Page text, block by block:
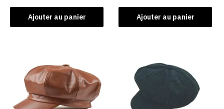
Ajouter au panier Ajouter au panier